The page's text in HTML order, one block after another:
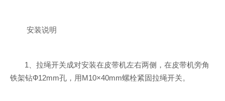
安装说明
1、拉绳开关成对安装在皮带机左右两侧，在皮带机旁角
铁架钻Ф12mm孔，用M10×40mm螺栓紧固拉绳开关。